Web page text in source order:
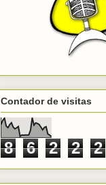
Contador de visitas
8 6 2 2 2